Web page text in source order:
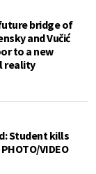
bridge of
and Vučić
to a new
reality
Student kills
VIDEO